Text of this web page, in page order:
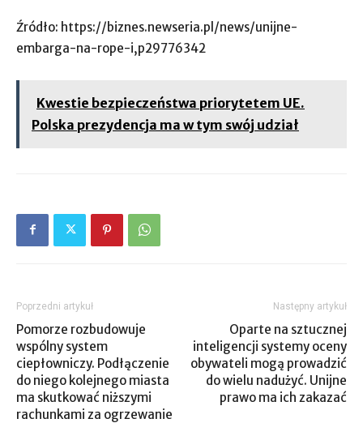
Źródło: https://biznes.newseria.pl/news/unijne-
embarga-na-rope-i,p29776342
Kwestie bezpieczeństwa priorytetem UE.
Polska prezydencja ma w tym swój udział
Poprzedni artykuł
Pomorze rozbudowuje
wspólny system
ciepłowniczy. Podłączenie
do niego kolejnego miasta
ma skutkować niższymi
rachunkami za ogrzewanie
Następny artykuł
Oparte na sztucznej
inteligencji systemy oceny
obywateli mogą prowadzić
do wielu nadużyć. Unijne
prawo ma ich zakazać